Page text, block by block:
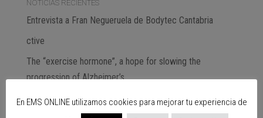
NOTICIAS RECIENTES
Entrevista a Fran Negueruela de Bodytec Cantabria
ctive
The “exercise hormone”, a hope for slowing the
progression of Alzheimer’s
Subscribe
En EMS ONLINE utilizamos cookies para mejorar tu experiencia de